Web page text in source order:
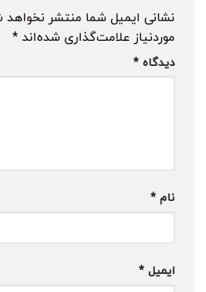
نشانی ایمیل شما منتشر نخواهد
موردنیاز علامت‌گذاری شده‌اند *
دیدگاه *
نام *
ایمیل *